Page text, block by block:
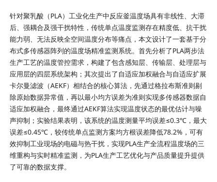
针对聚乳酸（PLA）工业化生产中反应釜温度场具有非线性、大滞
后、强耦合及强干扰特性，传统单点温度监测存在精度低、抗干扰
能力弱、无法反映全空间温度分布等痛点，本文设计了一套基于分
布式多传感器阵列的温度场精准监测系统。首先分析了PLA两步法
生产工艺的温度管控需求，构建了包含感知层、传输层、处理层与
应用层的四层系统架构；其次提出了自适应加权融合与自适应扩展
卡尔曼滤波（AEKF）相结合的核心算法，先通过格拉布斯准则剔
除原始数据异常值，再以最小均方误差为准则实现多传感器数据自
适应加权融合，最终通过AEKF算法实现温度状态的最优估计与噪
声抑制；实验结果表明，该系统的温度测量平均误差≤0.3℃，最大
误差≤0.45℃，较传统单点监测方案均方根误差降低78.2%，可有
效抑制工业现场的电磁与热干扰，实现PLA生产全流程温度场的三
维重构与实时精准监测，为PLA生产工艺优化与产品质量提升提供
了可靠的数据支撑。